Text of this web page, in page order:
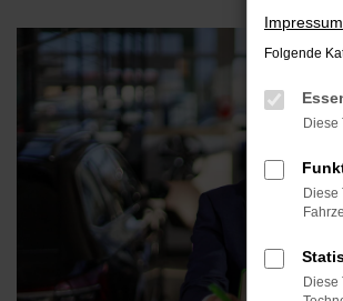
Impressum
Folgende
Diese
Diese
Diese